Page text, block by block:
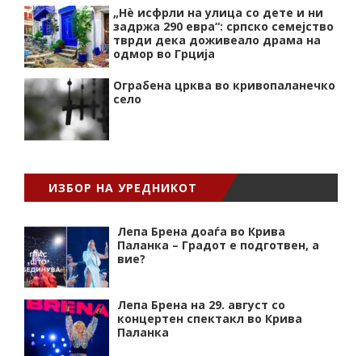
„Нѐ исфрли на улица со дете и ни
задржа 290 евра“: српско семејство
тврди дека доживеало драма на
одмор во Грција
Ограбена црква во кривопаланечко
село
ИЗБОР НА УРЕДНИКОТ
Лепа Брена доаѓа во Крива
Паланка – Градот е подготвен, а
вие?
Лепа Брена на 29. август со
концертен спектакл во Крива
Паланка